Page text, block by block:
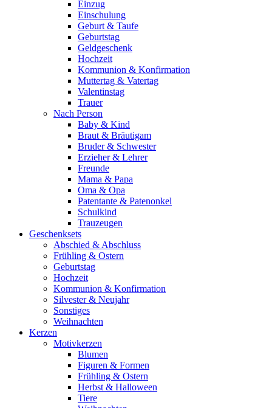
Einzug
Einschulung
Geburt & Taufe
Geburtstag
Geldgeschenk
Hochzeit
Kommunion & Konfirmation
Muttertag & Vatertag
Valentinstag
Trauer
Nach Person
Baby & Kind
Braut & Bräutigam
Bruder & Schwester
Erzieher & Lehrer
Freunde
Mama & Papa
Oma & Opa
Patentante & Patenonkel
Schulkind
Trauzeugen
Geschenksets
Abschied & Abschluss
Frühling & Ostern
Geburtstag
Hochzeit
Kommunion & Konfirmation
Silvester & Neujahr
Sonstiges
Weihnachten
Kerzen
Motivkerzen
Blumen
Figuren & Formen
Frühling & Ostern
Herbst & Halloween
Tiere